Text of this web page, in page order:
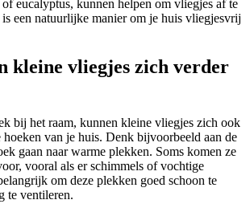
eucalyptus, kunnen helpen om vliegjes af te
een natuurlijke manier om je huis vliegjesvrij
kleine vliegjes zich verder
bij het raam, kunnen kleine vliegjes zich ook
hoeken van je huis. Denk bijvoorbeeld aan de
gaan naar warme plekken. Soms komen ze
vooral als er schimmels of vochtige
om deze plekken goed schoon te
te ventileren.